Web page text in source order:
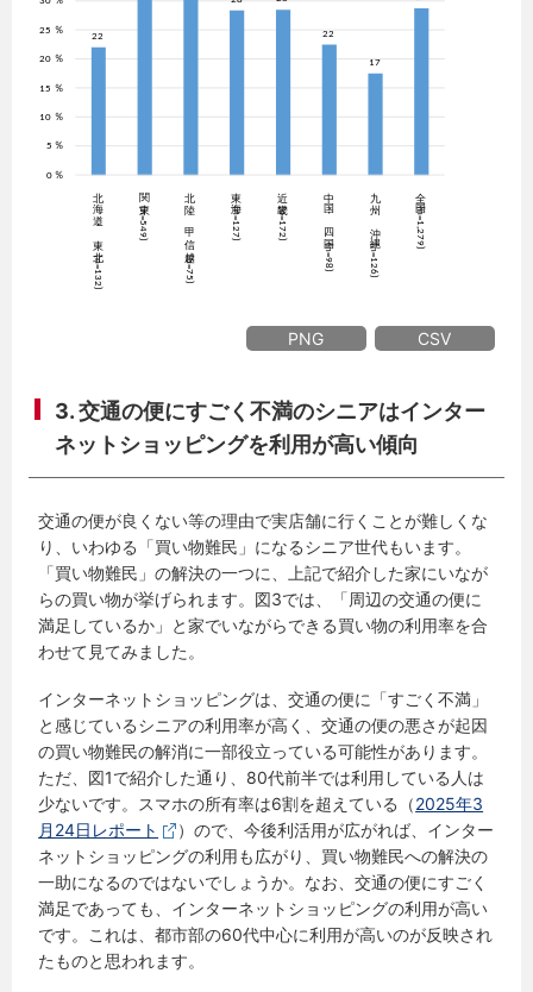
PNG CSV
3. 交通の便にすごく不満のシニアはインター
ネットショッピングを利用が高い傾向
交通の便が良くない等の理由で実店舗に行くことが難しくな
り、いわゆる「買い物難民」になるシニア世代もいます。
「買い物難民」の解決の一つに、上記で紹介した家にいなが
らの買い物が挙げられます。図3では、「周辺の交通の便に
満足しているか」と家でいながらできる買い物の利用率を合
わせて見てみました。
インターネットショッピングは、交通の便に「すごく不満」
と感じているシニアの利用率が高く、交通の便の悪さが起因
の買い物難民の解消に一部役立っている可能性があります。
ただ、図1で紹介した通り、80代前半では利用している人は
少ないです。スマホの所有率は6割を超えている（2025年3
月24日レポート
）ので、今後利活用が広がれば、インター
ネットショッピングの利用も広がり、買い物難民への解決の
一助になるのではないでしょうか。なお、交通の便にすごく
満足であっても、インターネットショッピングの利用が高い
です。これは、都市部の60代中心に利用が高いのが反映され
たものと思われます。